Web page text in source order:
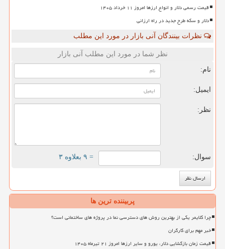
قیمت رسمی دلار و انواع ارزها امروز ۱۱ خرداد ۱۴۰۵
دلار و سکه طرح جدید در راه ارزانی
نظرات بینندگان آنی بازار در مورد این مطلب
نظر شما در مورد این مطلب آنی بازار
نام:
ایمیل:
نظر:
سوال: = ۹ بعلاوه ۳
پربیننده ترین ها
چرا کلایمر یکی از بهترین روش های دسترسی نما در پروژه های ساختمانی است؟
خبر مهم برای کارگران
قیمت زمان بازگشایی دلار، یورو و سایر ارزها امروز ۲۱ تیرماه ۱۴۰۵